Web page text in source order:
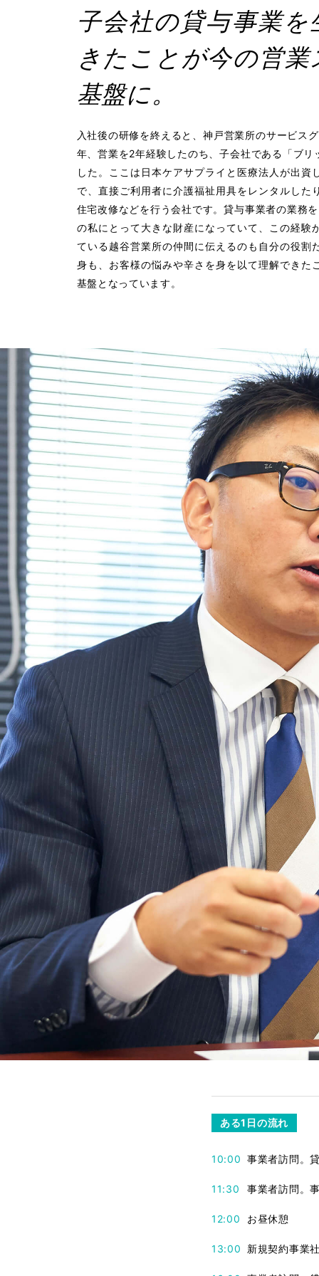
子会社の貸与事業
きたことが今の営
基盤に。
入社後の研修を終えると、神戸営業所のサービス
年、営業を2年経験したのち、子会社である「ブリ
した。ここは日本ケアサプライと医療法人が出資
で、直接ご利用者に介護福祉用具をレンタルした
住宅改修などを行う会社です。貸与事業者の業務
の私にとって大きな財産になっていて、この経験
ている越谷営業所の仲間に伝えるのも自分の役割
身も、お客様の悩みや辛さを身を以て理解できた
基盤となっています。
ある1日の流れ
10:00 事業者訪問。
11:30 事業者訪問。
12:00 お昼休憩
13:00 新規契約事業